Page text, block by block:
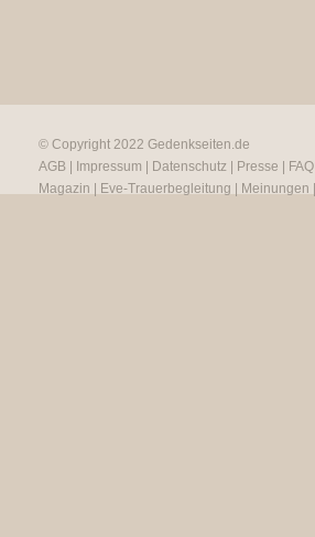
© Copyright 2022 Gedenkseiten.de
AGB
Impressum Datenschutz Presse
FAQ
Magazin
Eve-Trauerbegleitung Meinungen